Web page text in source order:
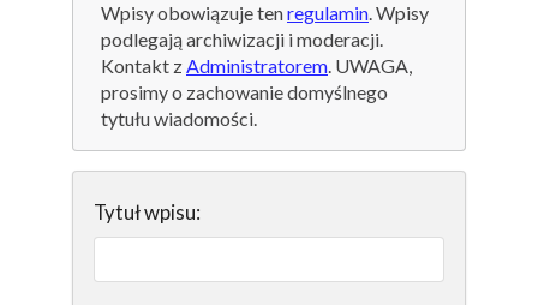
Wpisy obowiązuje tenregulamin. Wpisy
podlegają archiwizacji i moderacji.
Kontakt zAdministratorem. UWAGA,
prosimy o zachowanie domyślnego
tytułu wiadomości.
Tytuł wpisu: